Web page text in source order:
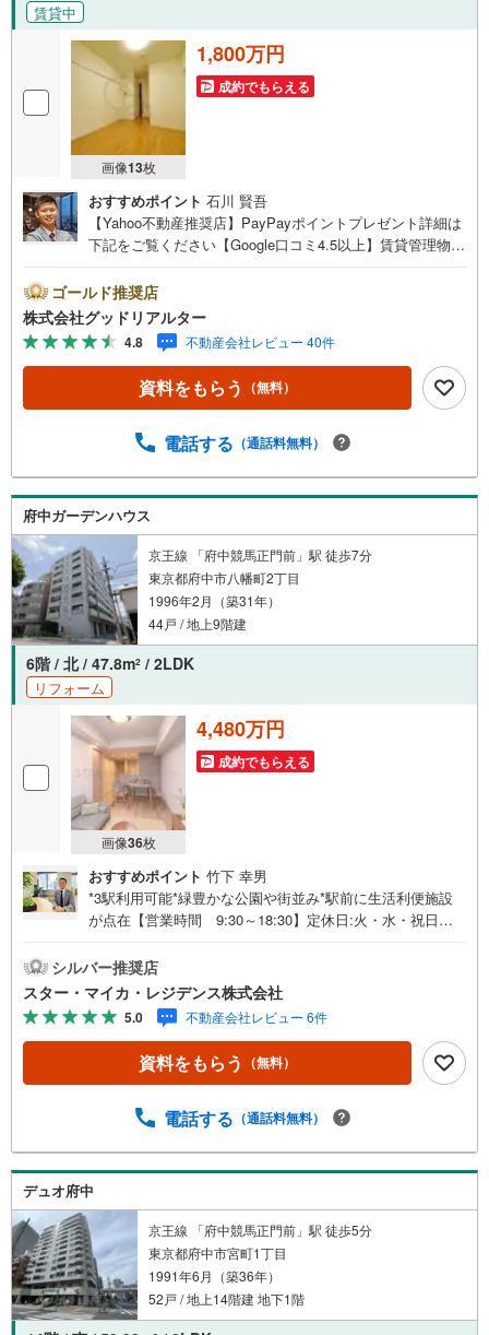
賃貸中
画像13枚
1,800万円
成約でもらえる
おすすめポイント 石川 賢吾
【Yahoo不動産推奨店】PayPayポイントプレゼント詳細は
下記をご覧ください【Google口コミ4.5以上】賃貸管理物件
介です。投資用マンションを購入する際、最大のリスクは
空室リスクです。利回りがいくら高かろうとも、空室が続
いてしまえば、絵に描いた餅になってしまいます。弊社で
ご紹介するマンションは、人気エリアのお薦め物件はもち
ろんのこと、エリアのニーズに合った人気のお部屋等、賃
貸営業経験スタッフの培ってきた知識と経験を基に物件を
ての対策はお任せください。掲載されている物件は、弊社
い合わせください。※記載賃料等の収入や利回りは、将来に
わたり、得られることを保証するものではありません。※賃
料等については、賃貸中のものについては現在の賃料等
で、空室または所有者居住中等のものについては、周辺の
賃料相場に基づき、満室時を想定して表示しています。
ゴールド推奨店
株式会社グッドリアルター
4.8 不動産会社レビュー 40件
資料をもらう （無料）
電話する （通話料無料）
府中ガーデンハウス
京王線 「府中競馬正門前」駅 徒歩7分
東京都府中市八幡町2丁目
1996年2月（築31年）
44戸 / 地上9階建
6階 / 北 / 47.8m2 / 2LDK
リフォーム
画像36枚
4,480万円
成約でもらえる
おすすめポイント 竹下 幸男
*3駅利用可能*緑豊かな公園や街並み*駅前に生活利便施設
が点在【営業時間 9:30～18:30】定休日:火・水・祝日当
するため、お早めにお電話ください。上記時間はお電話が
繋がりやすくなっております。「室内・現地を見学する」
ボタンよりご予約いただくとご見学がスムーズです。【弊
社について】スター・マイカ・レジデンスは、スター・マ
イカ・ホールディングス（東証プライム上場）のグループ
会社です。【各種ご相談も承っております】・引越し業者
ンについて・FPによるライフプランシュミレーション----Y
するとPayPayボーナスがもらえる「Yahoo！不動産物件ご
はできません
シルバー推奨店
スター・マイカ・レジデンス株式会社
5.0 不動産会社レビュー 6件
資料をもらう （無料）
電話する （通話料無料）
デュオ府中
京王線 「府中競馬正門前」駅 徒歩5分
東京都府中市宮町1丁目
1991年6月（築36年）
52戸 / 地上14階建 地下1階